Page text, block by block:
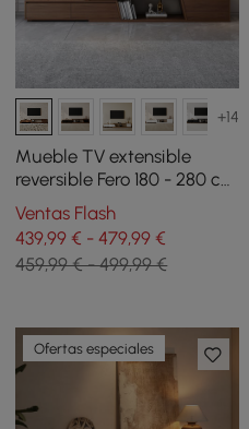
+14
Mueble TV extensible
reversible Fero 180 - 280 cm
con 3 cajones - nogal
Ventas Flash
439,99 € - 479,99 €
459,99 € - 499,99 €
Ofertas especiales